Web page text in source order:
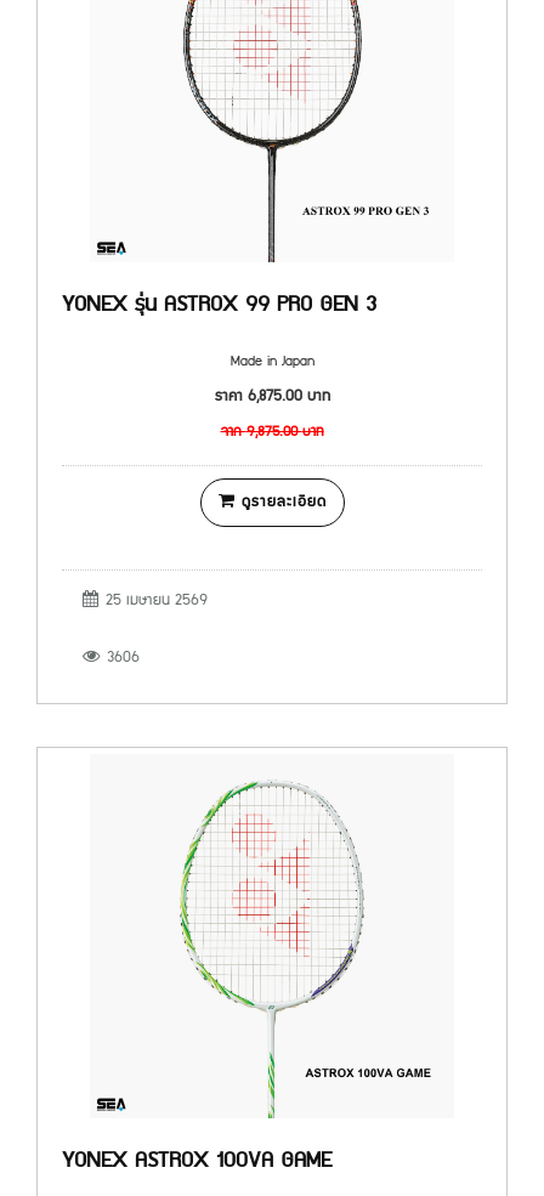
YONEX รุ่น ASTROX 99 PRO GEN 3
Made in Japan
ราคา6,875.00บาท
จาก9,875.00บาท
ดูรายละเอียด
25 เมษายน 2569
3606
YONEX ASTROX 100VA GAME